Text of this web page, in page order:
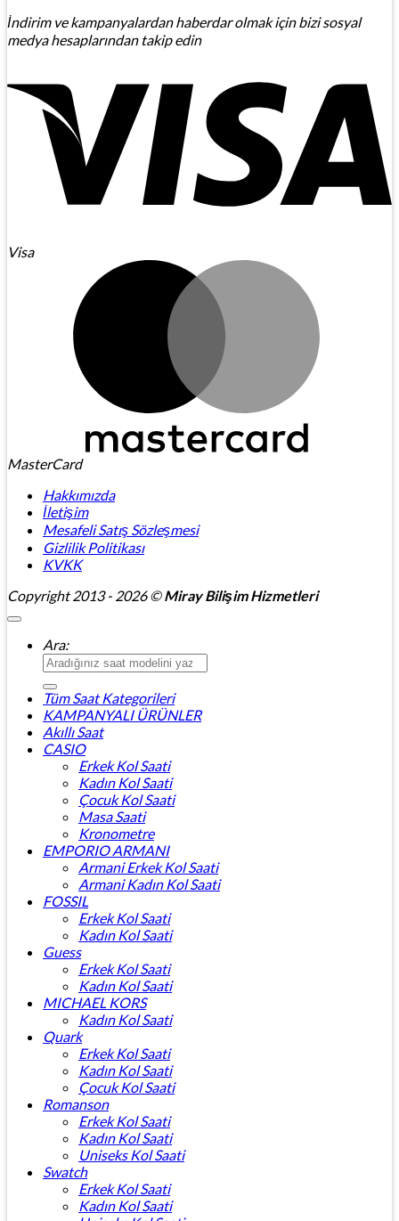
İndirim ve kampanyalardan haberdar olmak için bizi sosyal
medya hesaplarından takip edin
Visa
MasterCard
Hakkımızda
İletişim
Mesafeli Satış Sözleşmesi
Gizlilik Politikası
KVKK
Copyright 2013 - 2026 ©Miray Bilişim Hizmetleri
Ara:
Tüm Saat Kategorileri
KAMPANYALI ÜRÜNLER
Akıllı Saat
CASIO
Erkek Kol Saati
Kadın Kol Saati
Çocuk Kol Saati
Masa Saati
Kronometre
EMPORIO ARMANI
Armani Erkek Kol Saati
Armani Kadın Kol Saati
FOSSIL
Erkek Kol Saati
Kadın Kol Saati
Guess
Erkek Kol Saati
Kadın Kol Saati
MICHAEL KORS
Kadın Kol Saati
Quark
Erkek Kol Saati
Kadın Kol Saati
Çocuk Kol Saati
Romanson
Erkek Kol Saati
Kadın Kol Saati
Uniseks Kol Saati
Swatch
Erkek Kol Saati
Kadın Kol Saati